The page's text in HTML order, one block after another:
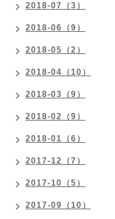
2018-07（3）
2018-06（9）
2018-05（2）
2018-04（10）
2018-03（9）
2018-02（9）
2018-01（6）
2017-12（7）
2017-10（5）
2017-09（10）